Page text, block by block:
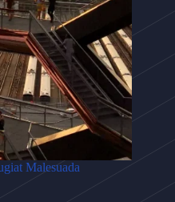
Malesuada